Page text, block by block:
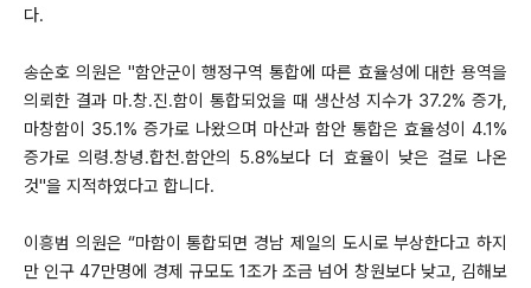
다.
송순호 의원은 "함안군이 행정구역 통합에 따른 효율성에 대한 용역을
의뢰한 결과 마․창․진․함이 통합되었을 때 생산성 지수가 37.2% 증가,
마창함이 35.1% 증가로 나왔으며 마산과 함안 통합은 효율성이 4.1%
증가로 의령․창녕․합천․함안의 5.8%보다 더 효율이 낮은 걸로 나온
것"을 지적하였다고 합니다.
이흥범 의원은 “마함이 통합되면 경남 제일의 도시로 부상한다고 하지
만 인구 47만명에 경제 규모도 1조가 조금 넘어 창원보다 낮고, 김해보